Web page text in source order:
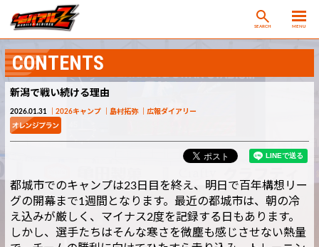
SEARCH MENU
CONTENTS
新潟で戦い続ける理由
2026.01.31 2026キャンプ 島村拓弥 広報ダイアリー
都城市でのキャンプは23日目を終え、明日で百年構想リー
グの開幕まで1週間となります。最近の都城市は、朝の冷
え込みが厳しく、マイナス2度を記録する日もあります。
しかし、選手たちはそんな寒さを微塵も感じさせない熱量